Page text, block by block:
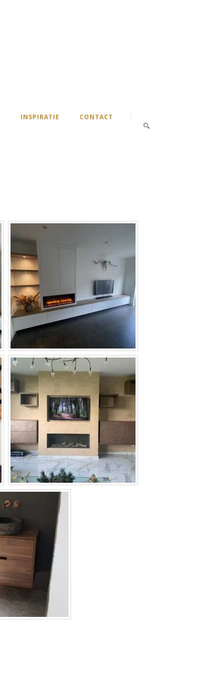
INSPIRATIE CONTACT